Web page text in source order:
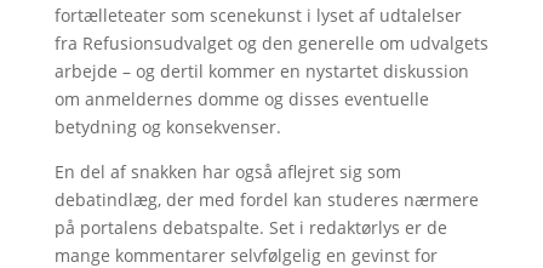
fortælleteater som scenekunst i lyset af udtalelser
fra Refusionsudvalget og den generelle om udvalgets
arbejde – og dertil kommer en nystartet diskussion
om anmeldernes domme og disses eventuelle
betydning og konsekvenser.
En del af snakken har også aflejret sig som
debatindlæg, der med fordel kan studeres nærmere
på portalens debatspalte. Set i redaktørlys er de
mange kommentarer selvfølgelig en gevinst for